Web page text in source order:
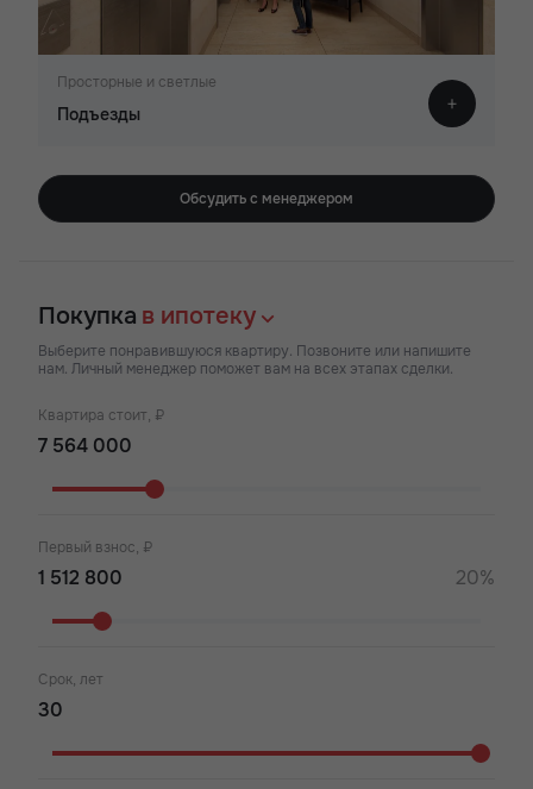
Просторные и светлые
Подъезды
Обсудить с менеджером
Покупка в ипотеку
Выберите понравившуюся квартиру. Позвоните или напишите
нам. Личный менеджер поможет вам на всех этапах сделки.
Квартира стоит, ₽
Первый взнос, ₽
20%
Срок, лет